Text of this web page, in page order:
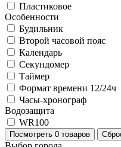
Пластиковое
Особенности
Будильник
Второй часовой пояс
Календарь
Секундомер
Таймер
Формат времени 12/24ч
Часы-хронограф
Водозащита
WR100
Посмотреть 0 товаров